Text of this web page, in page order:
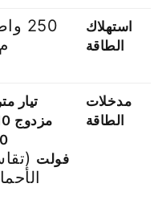
استهلاك
الطاقة
250
م ²؛
مدخلات
الطاقة
تيار
فولت